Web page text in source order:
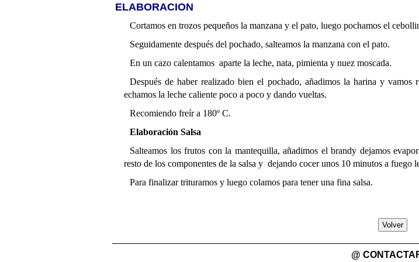
ELABORACION
Cortamos en trozos pequeños la manzana y el pato, luego pochamos el
Seguidamente después del pochado, salteamos la manzana con el pato.
En un cazo calentamos aparte la leche, nata, pimienta y nuez moscada.
Después de haber realizado bien el pochado, añadimos la harina y
echamos la leche caliente poco a poco y dando vueltas.
Recomiendo freír a 180º C.
Elaboración Salsa
Salteamos los frutos con la mantequilla, añadimos el brandy dejamos
resto de los componentes de la salsa y dejando cocer unos 10 minutos a fuego
Para finalizar trituramos y luego colamos para tener una fina salsa.
Volver
@